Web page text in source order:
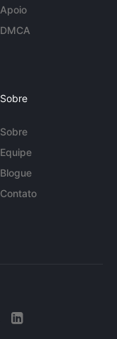
Apoio
DMCA
Sobre
Sobre
Equipe
Blogue
Contato